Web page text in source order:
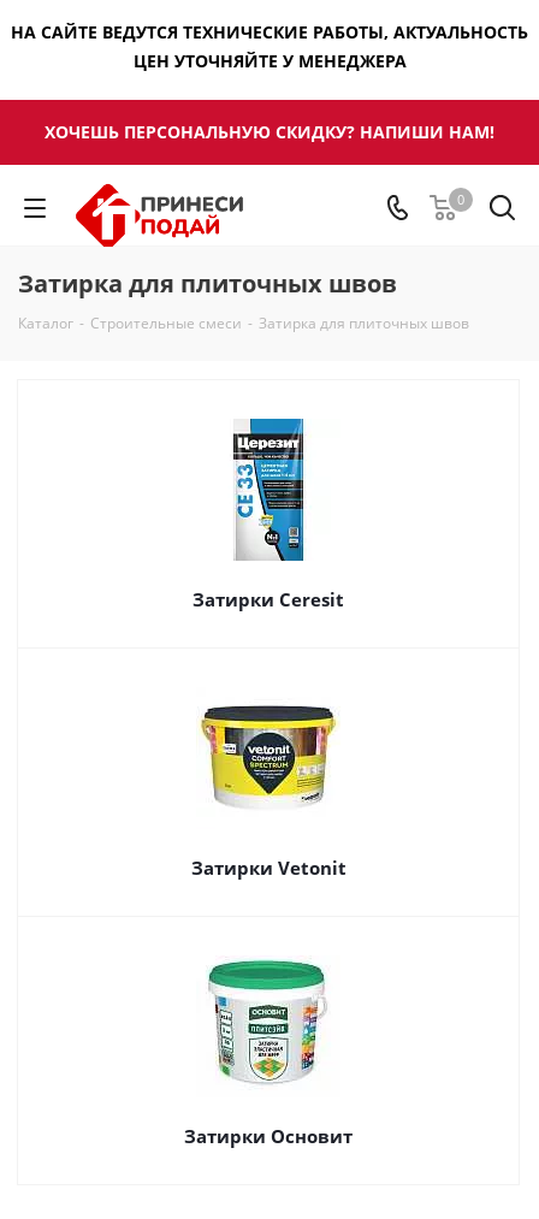
НА САЙТЕ ВЕДУТСЯ ТЕХНИЧЕСКИЕ РАБОТЫ, АКТУАЛЬНОСТЬ
ЦЕН УТОЧНЯЙТЕ У МЕНЕДЖЕРА
ХОЧЕШЬ ПЕРСОНАЛЬНУЮ СКИДКУ? НАПИШИ НАМ!
0
Затирка для плиточных швов
Каталог - Строительные смеси - Затирка для плиточных швов
Затирки Ceresit
Затирки Vetonit
Затирки Основит